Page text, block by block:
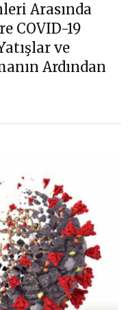
Arasında
COVID-19
ve
Ardından